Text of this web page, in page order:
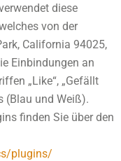
diese
von der
California 94025,
Einbindungen an
„Like“, „Gefällt
(Blau und Weiß).
finden Sie über den
plugins/